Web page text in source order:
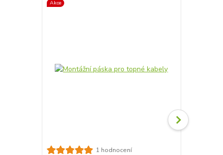
Akce
1 hodnocení